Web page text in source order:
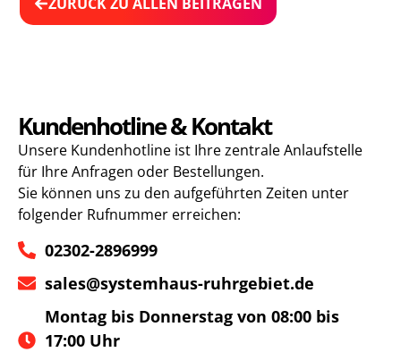
ZURÜCK ZU ALLEN BEITRÄGEN
Kundenhotline & Kontakt
Unsere Kundenhotline ist Ihre zentrale Anlaufstelle
für Ihre Anfragen oder Bestellungen.
Sie können uns zu den aufgeführten Zeiten unter
folgender Rufnummer erreichen:
02302-2896999
sales@systemhaus-ruhrgebiet.de
Montag bis Donnerstag von 08:00 bis
17:00 Uhr